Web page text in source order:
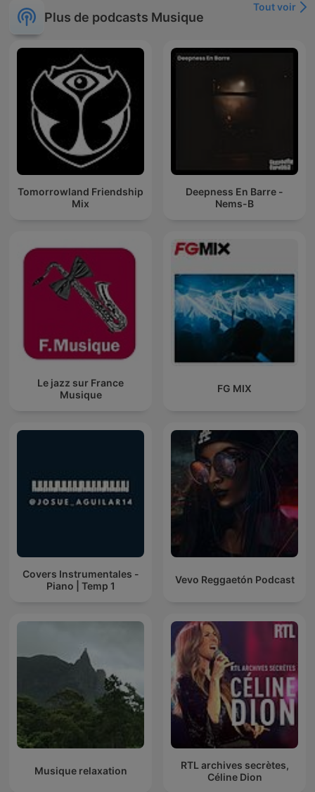
Plus de podcasts Musique
Tout voir
Tomorrowland Friendship
Mix
Deepness En Barre -
Nems-B
Le jazz sur France
Musique
FG MIX
Covers Instrumentales -
Piano | Temp 1
Vevo Reggaetón Podcast
Musique relaxation
RTL archives secrètes,
Céline Dion